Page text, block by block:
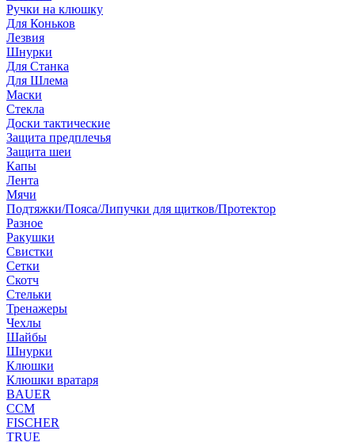
Ручки на клюшку
Для Коньков
Лезвия
Шнурки
Для Станка
Для Шлема
Маски
Стекла
Доски тактические
Защита предплечья
Защита шеи
Капы
Лента
Мячи
Подтяжки/Пояса/Липучки для щитков/Протектор
Разное
Ракушки
Свистки
Сетки
Скотч
Стельки
Тренажеры
Чехлы
Шайбы
Шнурки
Клюшки
Клюшки вратаря
BAUER
CCM
FISCHER
TRUE